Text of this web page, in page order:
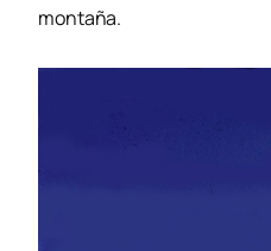
montaña.